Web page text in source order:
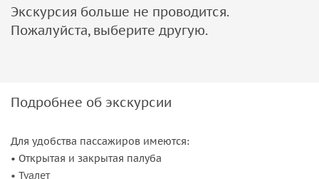
Экскурсия больше не проводится.
Пожалуйста, выберите другую.
Подробнее об экскурсии
Для удобства пассажиров имеются:
• Открытая и закрытая палуба
• Туалет